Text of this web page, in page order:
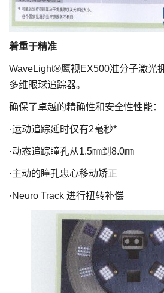
着重于精准
WaveLight®鹰视EX500准分子激光
多维眼球追踪器。
确保了卓越的精确性和安全性性能：
·运动追踪延时仅有2毫秒*
·动态追踪瞳孔从1.5㎜到8.0㎜
·主动的瞳孔忠心移动矫正
·Neuro Track 进行扭转补偿